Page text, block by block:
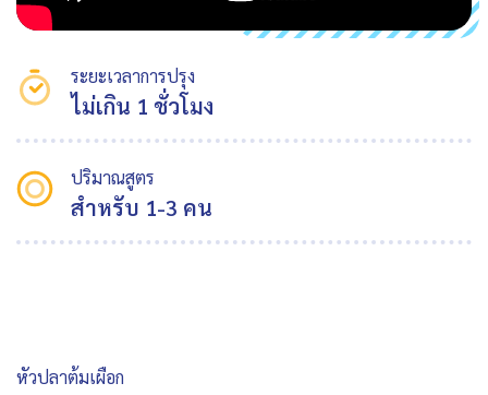
ระยะเวลาการปรุง
ไม่เกิน 1 ชั่วโมง
ปริมาณสูตร
สำหรับ 1-3 คน
หัวปลาต้มเผือก